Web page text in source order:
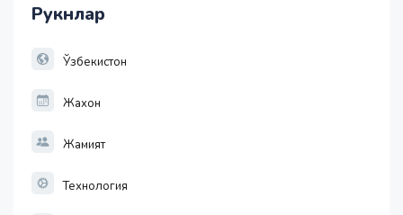
13749.46
146.19
Рукнлар
Ўзбекистон
Жахон
Жамият
Технология